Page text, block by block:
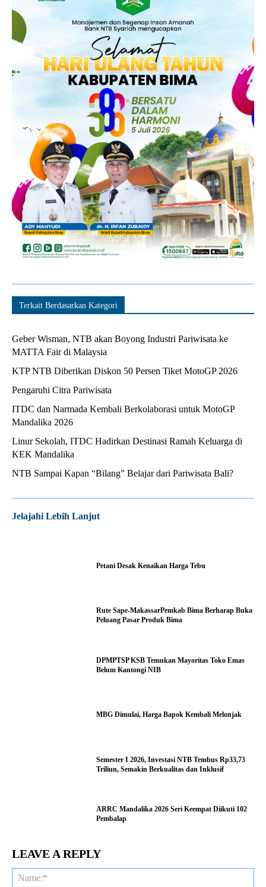
Terkait Berdasarkan Kategori
Geber Wisman, NTB akan Boyong Industri Pariwisata ke
MATTA Fair di Malaysia
KTP NTB Diberikan Diskon 50 Persen Tiket MotoGP 2026
Pengaruhi Citra Pariwisata
ITDC dan Narmada Kembali Berkolaborasi untuk MotoGP
Mandalika 2026
Linur Sekolah, ITDC Hadirkan Destinasi Ramah Keluarga di
KEK Mandalika
NTB Sampai Kapan “Bilang” Belajar dari Pariwisata Bali?
Jelajahi Lebih Lanjut
Petani Desak Kenaikan Harga Tebu
Rute Sape-MakassarPemkab Bima Berharap Buka
Peluang Pasar Produk Bima
DPMPTSP KSB Temukan Mayoritas Toko Emas
Belum Kantongi NIB
MBG Dimulai, Harga Bapok Kembali Melonjak
Semester I 2026, Investasi NTB Tembus Rp33,73
Triliun, Semakin Berkualitas dan Inklusif
ARRC Mandalika 2026 Seri Keempat Diikuti 102
Pembalap
LEAVE A REPLY